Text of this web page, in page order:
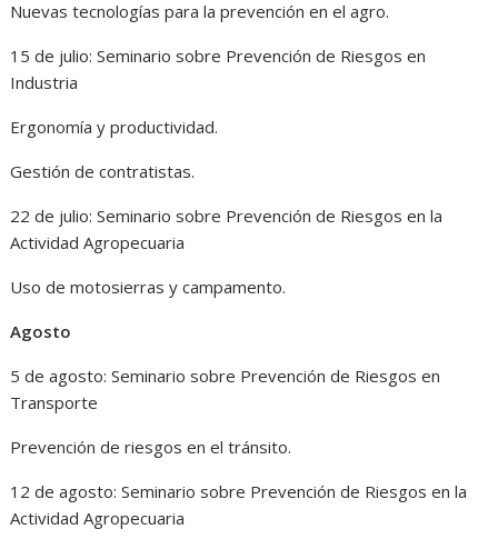
Nuevas tecnologías para la prevención en el agro.
15 de julio: Seminario sobre Prevención de Riesgos en
Industria
Ergonomía y productividad.
Gestión de contratistas.
22 de julio: Seminario sobre Prevención de Riesgos en la
Actividad Agropecuaria
Uso de motosierras y campamento.
Agosto
5 de agosto: Seminario sobre Prevención de Riesgos en
Transporte
Prevención de riesgos en el tránsito.
12 de agosto: Seminario sobre Prevención de Riesgos en la
Actividad Agropecuaria